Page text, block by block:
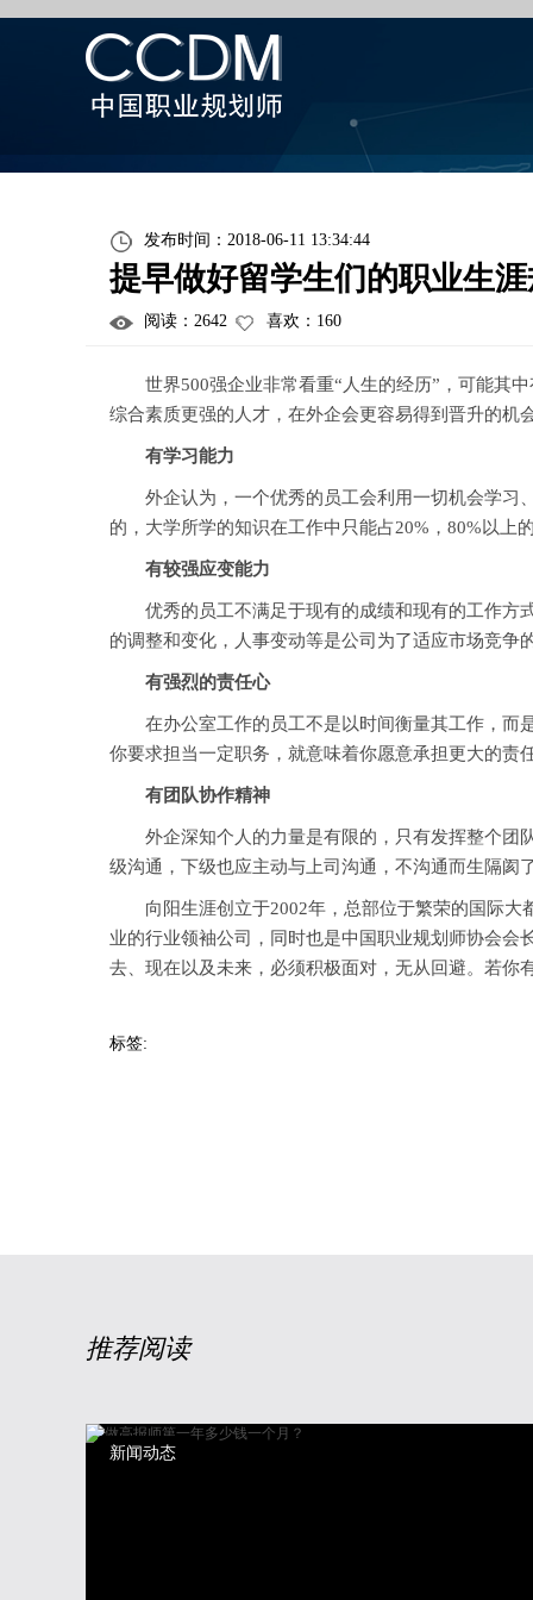
发布时间：2018-06-11 13:34:44
提早做好留学生们的职业生
阅读： 2642 喜欢： 160
世界500强企业非常看重“人生的经历”，可能其中
综合素质更强的人才，在外企会更容易得到晋升的机
有学习能力
外企认为，一个优秀的员工会利用一切机会学习、
的，大学所学的知识在工作中只能占20%，80%以上
有较强应变能力
优秀的员工不满足于现有的成绩和现有的工作方式
的调整和变化，人事变动等是公司为了适应市场竞
有强烈的责任心
在办公室工作的员工不是以时间衡量其工作，而是
你要求担当一定职务，就意味着你愿意承担更大的责
有团队协作精神
外企深知个人的力量是有限的，只有发挥整个团队
级沟通，下级也应主动与上司沟通，不沟通而生隔阂
向阳生涯创立于2002年，总部位于繁荣的国际大
业的行业领袖公司，同时也是中国职业规划师协会
去、现在以及未来，必须积极面对，无从回避。若你
标签:
推荐阅读
新闻动态